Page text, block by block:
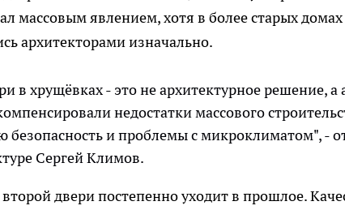
массовым явлением, хотя в более старых
архитекторами изначально.
в хрущёвках - это не архитектурное решение,
недостатки массового
безопасность и проблемы с микроклиматом", -
Сергей Климов.
второй двери постепенно уходит в прошлое.